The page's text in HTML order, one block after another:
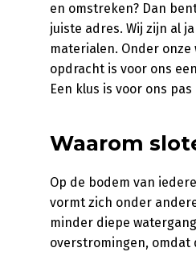
en omstreken? Dan
juiste adres. Wij zijn al
materialen. Onder
opdracht is voor ons
Een klus is voor ons
Waarom
Op de bodem van
vormt zich onder
minder diepe
overstromingen, omdat